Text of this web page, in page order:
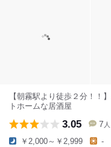
【朝霧駅より徒歩２分！！
トホームな居酒屋
3.05 7 人
￥2,000～￥2,999 -